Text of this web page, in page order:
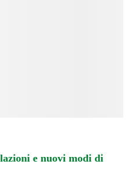
e nuovi modi di